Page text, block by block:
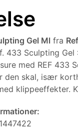
Gel Ml fra Ref
433 Sculpting
med REF 433
den skal, især
klippeeffekter.